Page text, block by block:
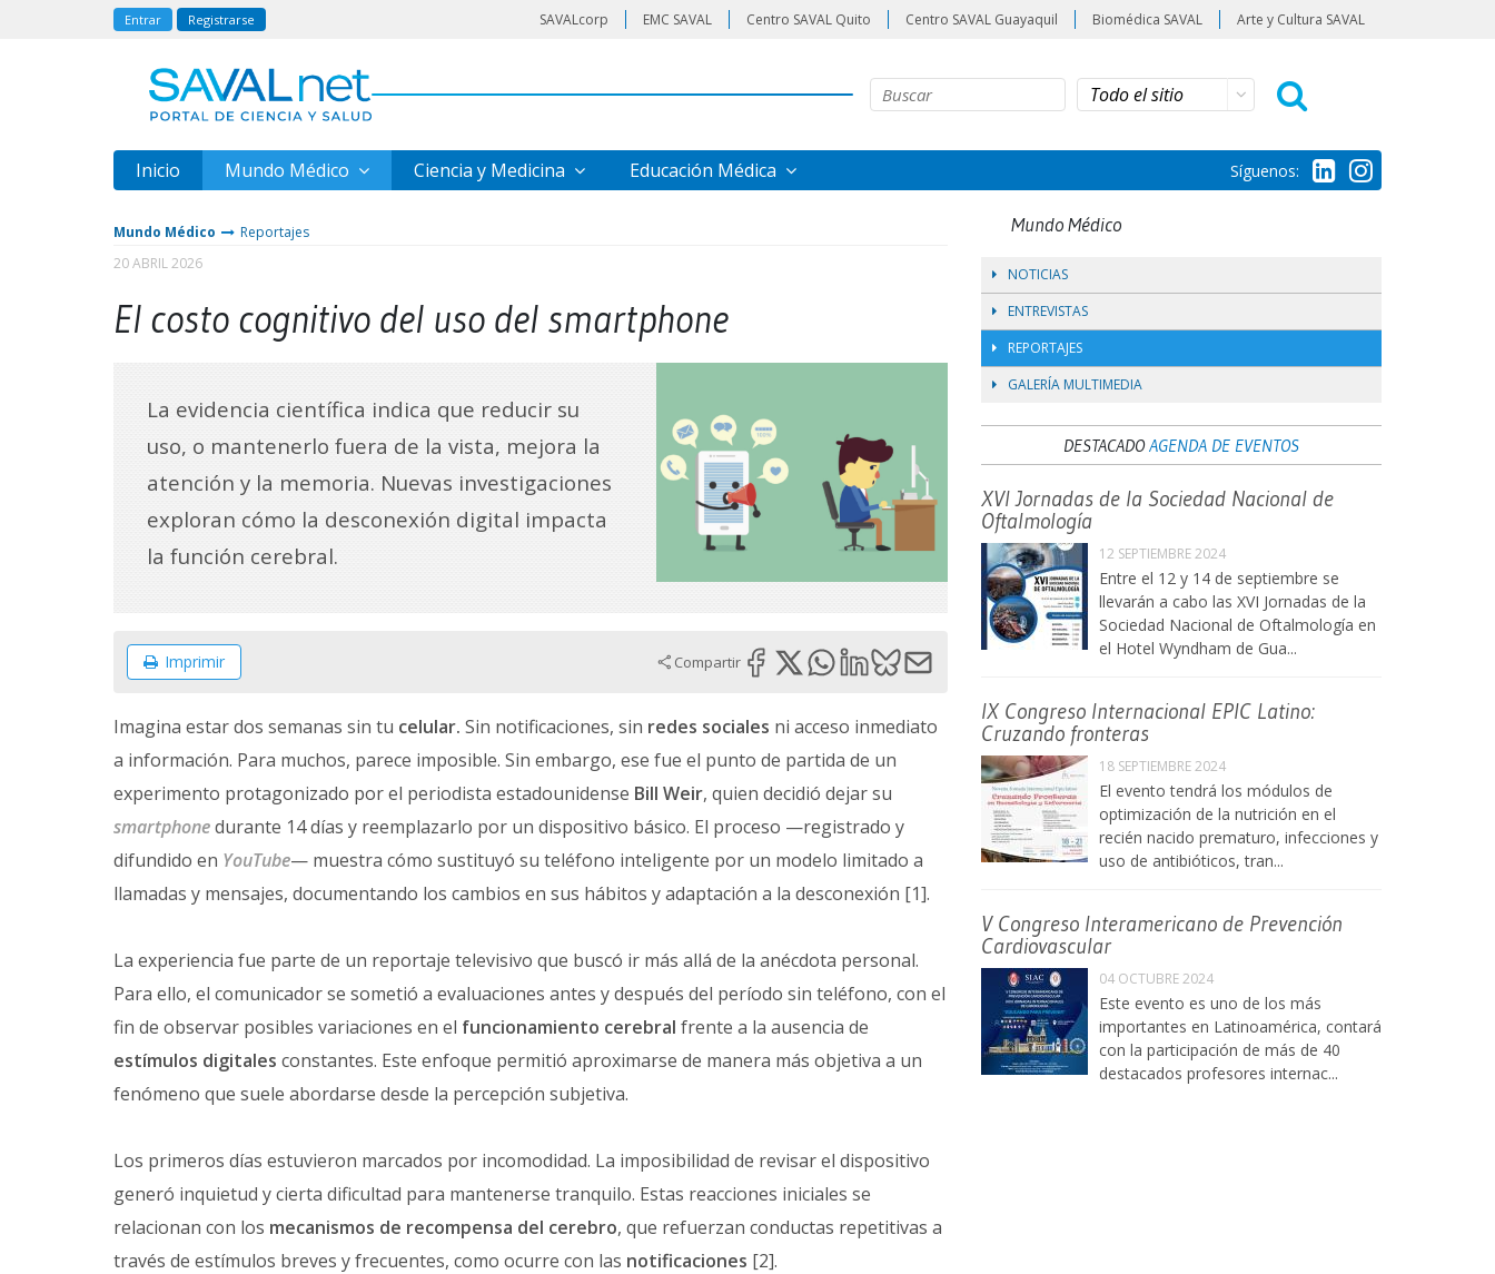
Entrar Registrarse SAVALcorp EMC SAVAL Centro SAVAL Quito Centro SAVAL Guayaquil Biomédica SAVAL Arte y Cultura SAVAL
Inicio Mundo Médico Ciencia y Medicina Educación Médica Síguenos:
Mundo Médico
Reportajes
20 ABRIL 2026
El costo cognitivo del uso del smartphone
La evidencia científica indica que reducir su
uso, o mantenerlo fuera de la vista, mejora la
atención y la memoria. Nuevas investigaciones
exploran cómo la desconexión digital impacta
la función cerebral.
Imprimir Compartir
Imagina estar dos semanas sin tu celular. Sin notificaciones, sin redes sociales ni acceso inmediato
a información. Para muchos, parece imposible. Sin embargo, ese fue el punto de partida de un
experimento protagonizado por el periodista estadounidense Bill Weir, quien decidió dejar su
smartphonedurante 14 días y reemplazarlo por un dispositivo básico. El proceso —registrado y
difundido en YouTube— muestra cómo sustituyó su teléfono inteligente por un modelo limitado a
llamadas y mensajes, documentando los cambios en sus hábitos y adaptación a la desconexión [1].
La experiencia fue parte de un reportaje televisivo que buscó ir más allá de la anécdota personal.
Para ello, el comunicador se sometió a evaluaciones antes y después del período sin teléfono, con el
fin de observar posibles variaciones en el funcionamiento cerebral frente a la ausencia de
estímulos digitales constantes. Este enfoque permitió aproximarse de manera más objetiva a un
fenómeno que suele abordarse desde la percepción subjetiva.
Los primeros días estuvieron marcados por incomodidad. La imposibilidad de revisar el dispositivo
generó inquietud y cierta dificultad para mantenerse tranquilo. Estas reacciones iniciales se
relacionan con los mecanismos de recompensa del cerebro, que refuerzan conductas repetitivas a
través de estímulos breves y frecuentes, como ocurre con las notificaciones [2].
Mundo Médico
NOTICIAS
ENTREVISTAS
REPORTAJES
GALERÍA MULTIMEDIA
DESTACADOAGENDA DE EVENTOS
XVI Jornadas de la Sociedad Nacional de
Oftalmología
12 SEPTIEMBRE 2024
Entre el 12 y 14 de septiembre se
llevarán a cabo las XVI Jornadas de la
Sociedad Nacional de Oftalmología en
el Hotel Wyndham de Gua...
IX Congreso Internacional EPIC Latino:
Cruzando fronteras
18 SEPTIEMBRE 2024
El evento tendrá los módulos de
optimización de la nutrición en el
recién nacido prematuro, infecciones y
uso de antibióticos, tran...
V Congreso Interamericano de Prevención
Cardiovascular
04 OCTUBRE 2024
Este evento es uno de los más
importantes en Latinoamérica, contará
con la participación de más de 40
destacados profesores internac...